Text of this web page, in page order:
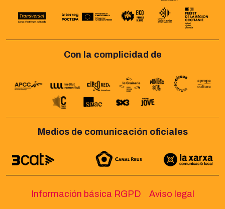
Con la complicidad de
Medios de comunicación oficiales
Información básica RGPD Aviso legal